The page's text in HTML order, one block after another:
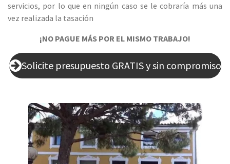
servicios, por lo que en ningún caso se le cobraría más una
vez realizada la tasación
¡NO PAGUE MÁS POR EL MISMO TRABAJO!
Solicite presupuesto GRATIS y sin compromiso